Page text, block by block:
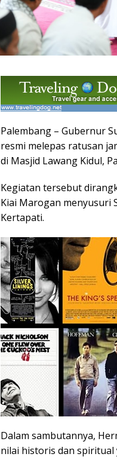
Palembang – Gubernur
resmi melepas ratusan
di Masjid Lawang Kidul,
Kegiatan tersebut
Kiai Marogan menyusuri
Kertapati.
Dalam sambutannya,
nilai historis dan spiritual